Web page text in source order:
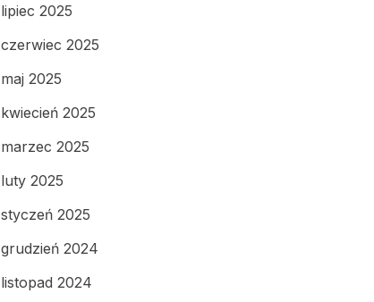
lipiec 2025
czerwiec 2025
maj 2025
kwiecień 2025
marzec 2025
luty 2025
styczeń 2025
grudzień 2024
listopad 2024